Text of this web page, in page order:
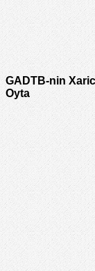
GADTB-nin
Oyta